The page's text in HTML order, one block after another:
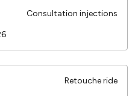
Consultation injections
Retouche ride